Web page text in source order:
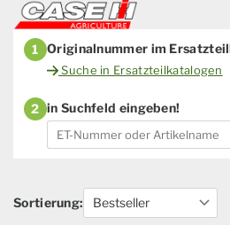
1 Originalnummer im
Suche in Ersatzteilkatalogen
2 in Suchfeld eingeben!
Sortierung: